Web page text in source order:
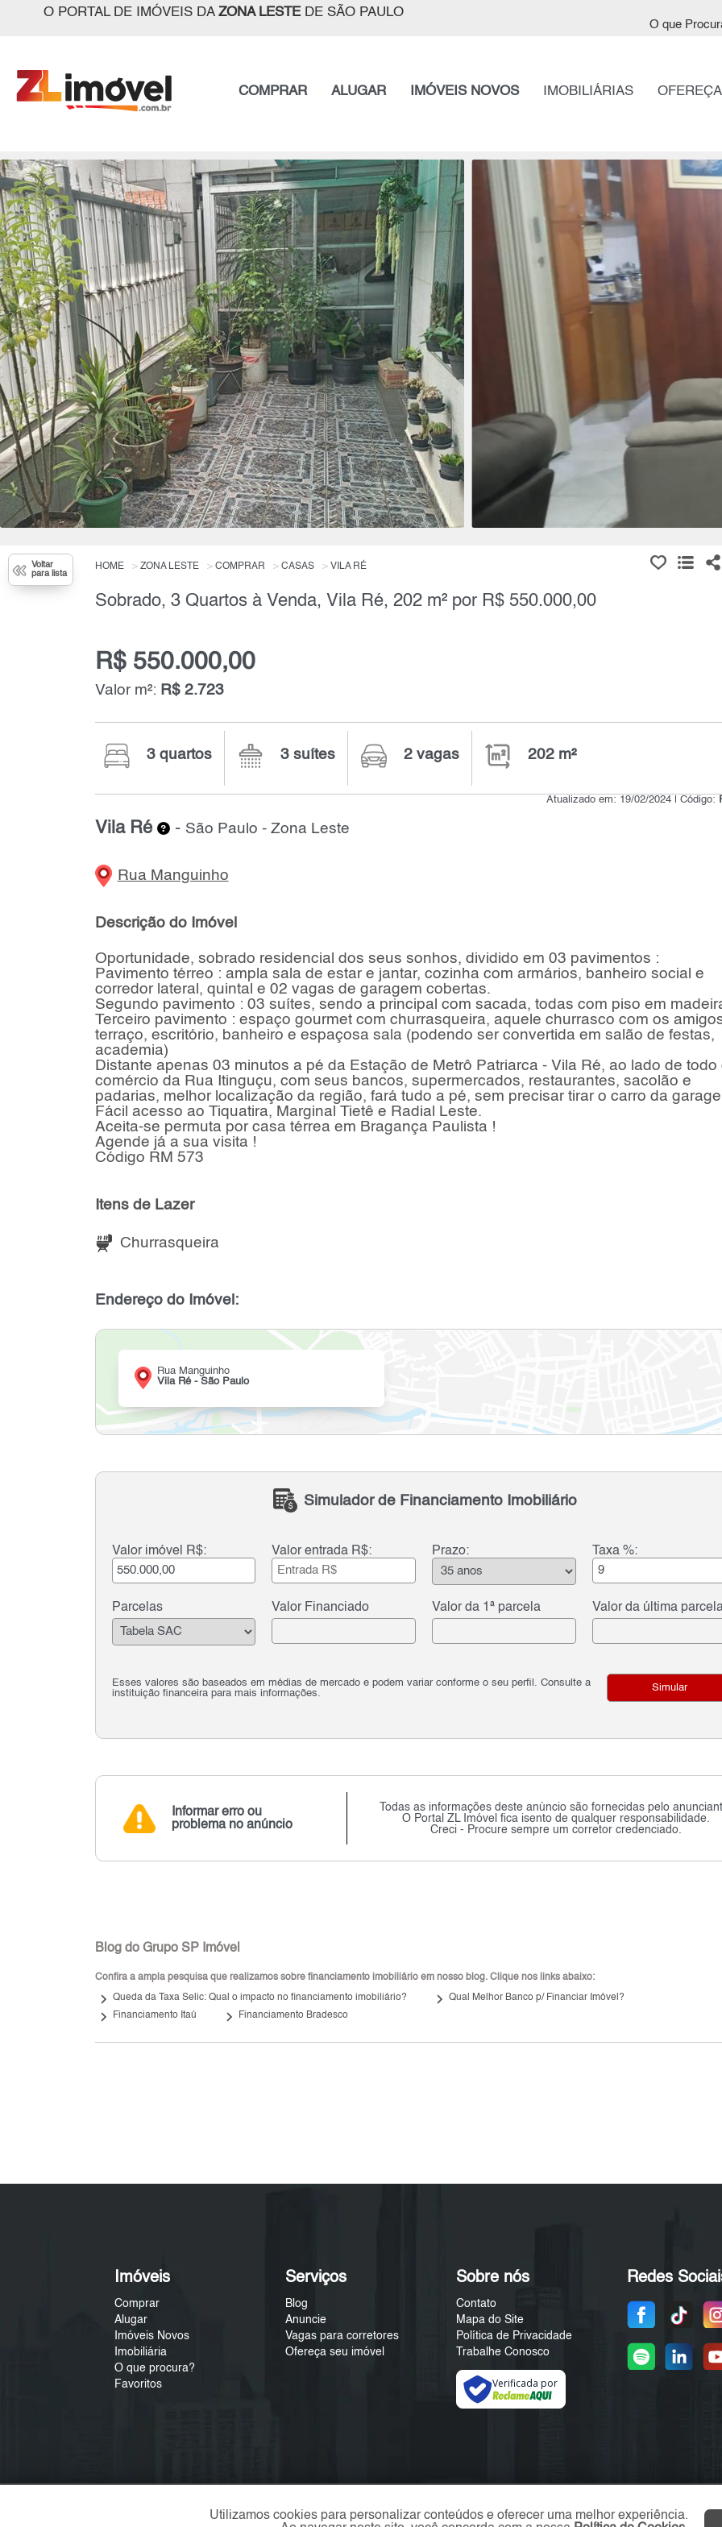
O PORTAL DE IMÓVEIS DA ZONA LESTEDE SÃO PAULO
O que
COMPRAR ALUGAR IMÓVEIS NOVOS IMOBILIÁRIAS
Voltar
para lista
HOME ZONA LESTE COMPRAR CASAS VILA RÉ
Sobrado, 3 Quartos à Venda, Vila Ré, 202 m² por R$ 550.000,00
R$ 550.000,00
Valor m²: R$ 2.723
3 quartos 3 suítes 2 vagas 202 m²
Atualizado em: 19/02/2024 | Código:
Vila Ré - São Paulo - Zona Leste
Rua Manguinho
Descrição do Imóvel
Oportunidade, sobrado residencial dos seus sonhos, dividido em 03 pavimentos :
Pavimento térreo : ampla sala de estar e jantar, cozinha com armários, banheiro social e
corredor lateral, quintal e 02 vagas de garagem cobertas.
Segundo pavimento : 03 suítes, sendo a principal com sacada, todas com piso em
Terceiro pavimento : espaço gourmet com churrasqueira, aquele churrasco com os
terraço, escritório, banheiro e espaçosa sala (podendo ser convertida em salão de festas,
academia)
Distante apenas 03 minutos a pé da Estação de Metrô Patriarca - Vila Ré, ao lado de todo
comércio da Rua Itinguçu, com seus bancos, supermercados, restaurantes, sacolão e
padarias, melhor localização da região, fará tudo a pé, sem precisar tirar o carro da
Fácil acesso ao Tiquatira, Marginal Tietê e Radial Leste.
Aceita-se permuta por casa térrea em Bragança Paulista !
Agende já a sua visita !
Código RM 573
Itens de Lazer
Churrasqueira
Endereço do Imóvel:
Rua Manguinho
Vila Ré - São Paulo
Simulador de Financiamento Imobiliário
Valor imóvel R$: Valor entrada R$: Prazo: Taxa %:
Parcelas Valor Financiado Valor da 1ª parcela Valor da última
Esses valores são baseados em médias de mercado e podem variar conforme o seu perfil. Consulte a
instituição financeira para mais informações.
Simular
Informar erro ou
problema no anúncio
Todas as informações deste anúncio são fornecidas pelo
O Portal ZL Imóvel fica isento de qualquer responsabilidade.
Creci - Procure sempre um corretor credenciado.
Blog do Grupo SP Imóvel
Confira a ampla pesquisa que realizamos sobre financiamento imobiliário em nosso blog. Clique nos links abaixo:
keyboard_arrow_right Queda da Taxa Selic: Qual o impacto no financiamento imobiliário? keyboard_arrow_right Qual Melhor Banco p/ Financiar Imóvel?
keyboard_arrow_right Financiamento Itaú keyboard_arrow_right Financiamento Bradesco
Imóveis
Comprar
Alugar
Imóveis Novos
Imobiliária
O que procura?
Favoritos
Serviços
Blog
Anuncie
Vagas para corretores
Ofereça seu imóvel
Sobre nós
Contato
Mapa do Site
Política de Privacidade
Trabalhe Conosco
Verificada por
Redes
Utilizamos cookies para personalizar conteúdos e oferecer uma melhor experiência.